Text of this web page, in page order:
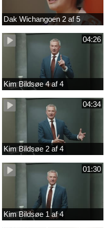
Dak Wichangoen 2 af 5
04:26
Kim Bildsøe 4 af 4
04:34
Kim Bildsøe 2 af 4
01:30
Kim Bildsøe 1 af 4